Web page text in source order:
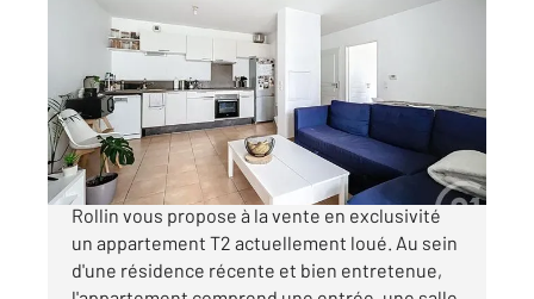
45,02 m
, 2 pièces
Ref : 26389
Appartement T2 à vendre
152 000 €
GINKO - COURS DE QUEBEC Century 21 Cabinet
Rollin vous propose à la vente en exclusivité
un appartement T2 actuellement loué. Au sein
d'une résidence récente et bien entretenue,